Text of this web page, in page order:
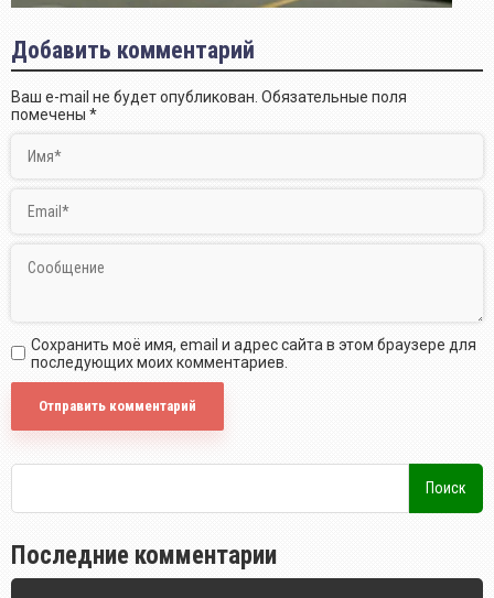
Добавить комментарий
Ваш e-mail не будет опубликован. Обязательные поля
помечены *
Сохранить моё имя, email и адрес сайта в этом браузере для
последующих моих комментариев.
Последние комментарии